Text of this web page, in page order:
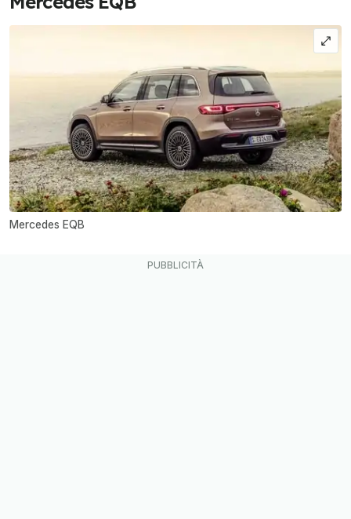
Mercedes EQB